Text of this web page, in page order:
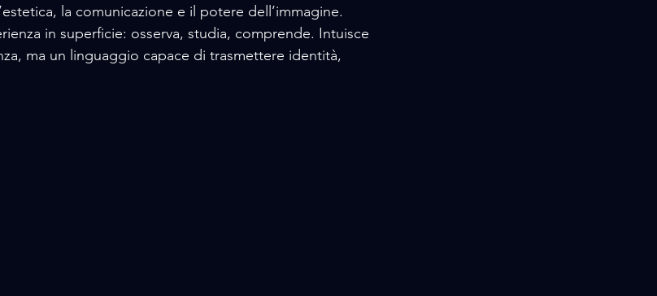
la comunicazione e il potere dell’immagine.
in superficie: osserva, studia, comprende. Intuisce
ma un linguaggio capace di trasmettere identità,